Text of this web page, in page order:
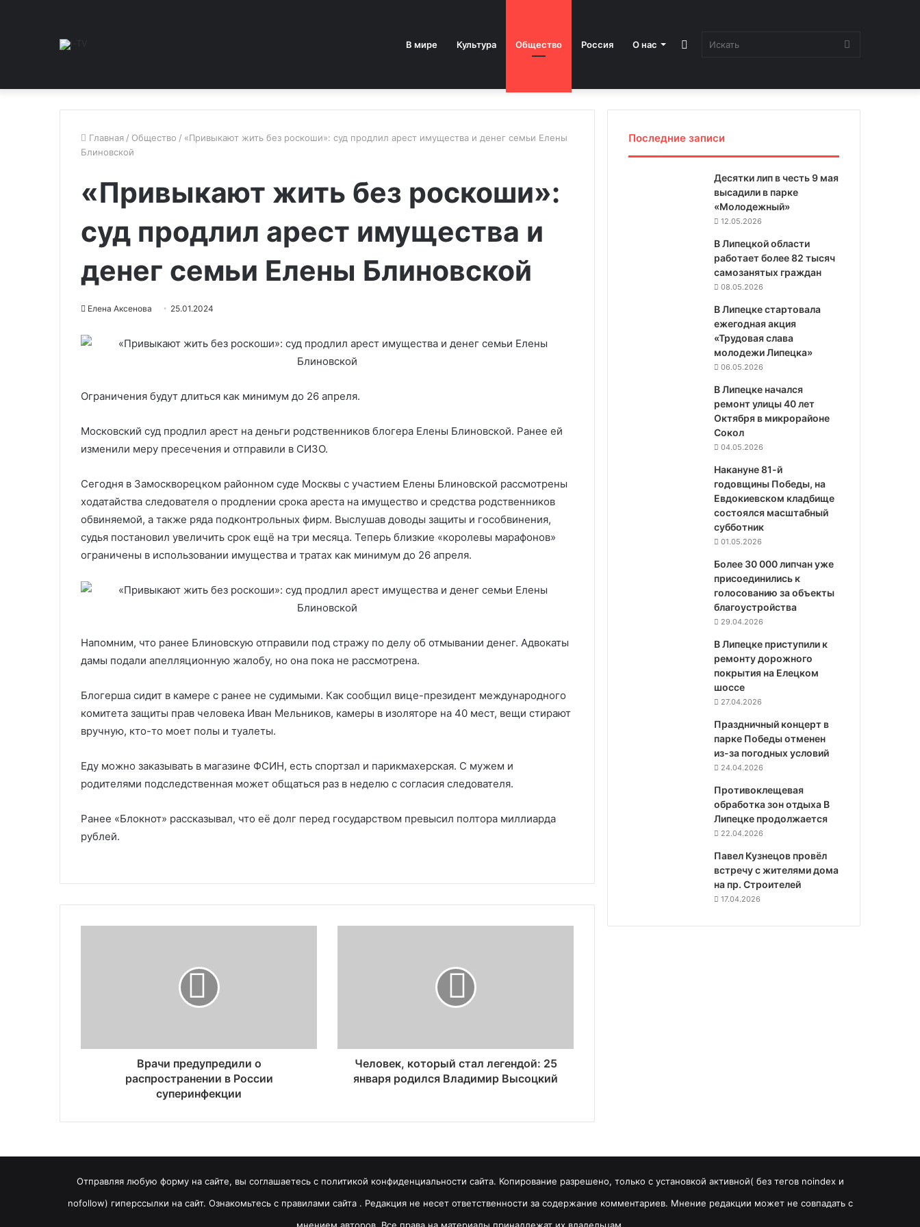
В мире Культура Общество Россия О нас Искать
Sidebar
Главная / Общество / «Привыкают жить без роскоши»: cуд продлил арест имущества и денег семьи Елены
Блиновской
«Привыкают жить без роскоши»:
cуд продлил арест имущества и
денег семьи Елены Блиновской
Елена Аксенова 25.01.2024
Ограничения будут длиться как минимум до 26 апреля.
Московский суд продлил арест на деньги родственников блогера Елены Блиновской. Ранее ей
изменили меру пресечения и отправили в СИЗО.
Сегодня в Замоскворецком районном суде Москвы с участием Елены Блиновской рассмотрены
ходатайства следователя о продлении срока ареста на имущество и средства родственников
обвиняемой, а также ряда подконтрольных фирм. Выслушав доводы защиты и гособвинения,
судья постановил увеличить срок ещё на три месяца. Теперь близкие «королевы марафонов»
ограничены в использовании имущества и тратах как минимум до 26 апреля.
Напомним, что ранее Блиновскую отправили под стражу по делу об отмывании денег. Адвокаты
дамы подали апелляционную жалобу, но она пока не рассмотрена.
Блогерша сидит в камере с ранее не судимыми. Как сообщил вице-президент международного
комитета защиты прав человека Иван Мельников, камеры в изоляторе на 40 мест, вещи стирают
вручную, кто-то моет полы и туалеты.
Еду можно заказывать в магазине ФСИН, есть спортзал и парикмахерская. С мужем и
родителями подследственная может общаться раз в неделю с согласия следователя.
Ранее «Блокнот» рассказывал, что её долг перед государством превысил полтора миллиарда
рублей.
Врачи предупредили о
распространении в России
суперинфекции
Человек, который стал легендой: 25
января родился Владимир Высоцкий
Последние записи
Десятки лип в честь 9 мая
высадили в парке
«Молодежный»
12.05.2026
В Липецкой области
работает более 82 тысяч
самозанятых граждан
08.05.2026
В Липецке стартовала
ежегодная акция
«Трудовая слава
молодежи Липецка»
06.05.2026
В Липецке начался
ремонт улицы 40 лет
Октября в микрорайоне
Сокол
04.05.2026
Накануне 81-й
годовщины Победы, на
Евдокиевском кладбище
состоялся масштабный
субботник
01.05.2026
Более 30 000 липчан уже
присоединились к
голосованию за объекты
благоустройства
29.04.2026
В Липецке приступили к
ремонту дорожного
покрытия на Елецком
шоссе
27.04.2026
Праздничный концерт в
парке Победы отменен
из-за погодных условий
24.04.2026
Противоклещевая
обработка зон отдыха В
Липецке продолжается
22.04.2026
Павел Кузнецов провёл
встречу с жителями дома
на пр. Строителей
17.04.2026
Отправляя любую форму на сайте, вы соглашаетесь с политикой конфиденциальности сайта. Копирование разрешено, только с установкой активной( без тегов noindex и
nofollow) гиперссылки на сайт. Ознакомьтесь с правилами сайта . Редакция не несет ответственности за содержание комментариев. Мнение редакции может не совпадать с